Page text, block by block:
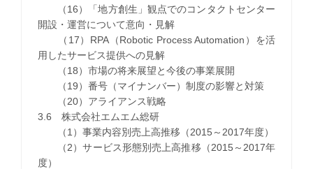
（16）「地方創生」観点でのコンタクトセンター
開設・運営について意向・見解
（17）RPA（Robotic Process Automation）を活
用したサービス提供への見解
（18）市場の将来展望と今後の事業展開
（19）番号（マイナンバー）制度の影響と対策
（20）アライアンス戦略
3.6 株式会社エムエム総研
（1）事業内容別売上高推移（2015～2017年度）
（2）サービス形態別売上高推移（2015～2017年
度）